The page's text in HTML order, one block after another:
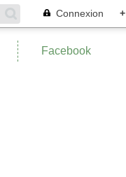
Connexion +
Facebook